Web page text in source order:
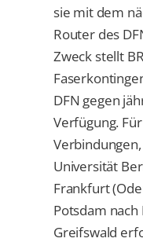
sie mit dem
Router des
Zweck stellt
DFN gegen
Verfügung.
Universität
Frankfurt
Potsdam
Greifswald